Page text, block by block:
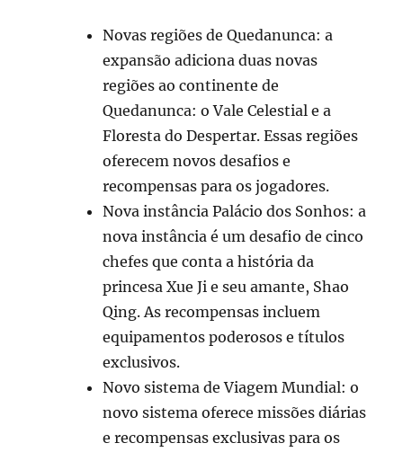
Novas regiões de Quedanunca: a
expansão adiciona duas novas
regiões ao continente de
Quedanunca: o Vale Celestial e a
Floresta do Despertar. Essas regiões
oferecem novos desafios e
recompensas para os jogadores.
Nova instância Palácio dos Sonhos: a
nova instância é um desafio de cinco
chefes que conta a história da
princesa Xue Ji e seu amante, Shao
Qing. As recompensas incluem
equipamentos poderosos e títulos
exclusivos.
Novo sistema de Viagem Mundial: o
novo sistema oferece missões diárias
e recompensas exclusivas para os